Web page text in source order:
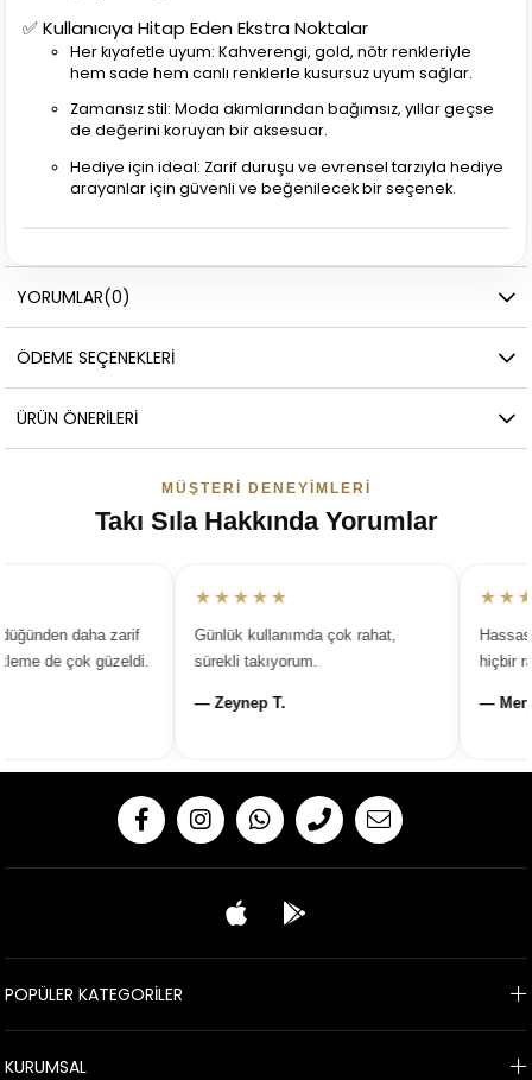
✅ Kullanıcıya Hitap Eden Ekstra Noktalar
Her kıyafetle uyum: Kahverengi, gold, nötr renkleriyle
hem sade hem canlı renklerle kusursuz uyum sağlar.
Zamansız stil: Moda akımlarından bağımsız, yıllar geçse
de değerini koruyan bir aksesuar.
Hediye için ideal: Zarif duruşu ve evrensel tarzıyla hediye
arayanlar için güvenli ve beğenilecek bir seçenek.
YORUMLAR(0)
ÖDEME SEÇENEKLERI
ÜRÜN ÖNERILERI
MÜŞTERI DENEYIMLERI
Takı Sıla Hakkında Yorumlar
daha zarif
de çok güzeldi.
★★★★★
Günlük kullanımda çok rahat,
sürekli takıyorum.
— Zeynep T.
Hassas
hiçbir
—
POPÜLER KATEGORİLER
KURUMSAL